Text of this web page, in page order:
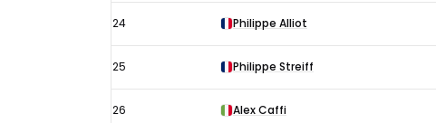
24 Philippe Alliot
25 Philippe Streiff
26 Alex Caffi